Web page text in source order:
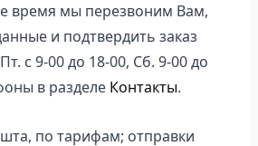
время мы перезвоним Вам,
и подтвердить заказ
с 9-00 до 18-00, Сб. 9-00 до
в разделе Контакты.
по тарифам; отправки